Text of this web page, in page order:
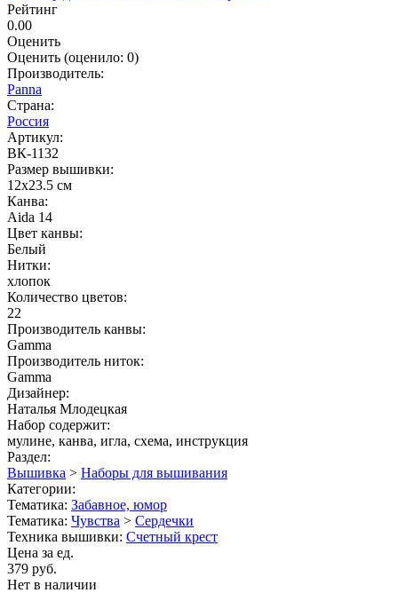
Рейтинг
0.00
Оценить
Оценить (оценило: 0)
Производитель:
Panna
Страна:
Россия
Артикул:
ВК-1132
Размер вышивки:
12x23.5 см
Канва:
Aida 14
Цвет канвы:
Белый
Нитки:
хлопок
Количество цветов:
22
Производитель канвы:
Gamma
Производитель ниток:
Gamma
Дизайнер:
Наталья Млодецкая
Набор содержит:
мулине, канва, игла, схема, инструкция
Раздел:
Вышивка > Наборы для вышивания
Категории:
Тематика: Забавное, юмор
Тематика: Чувства > Сердечки
Техника вышивки: Счетный крест
Цена за ед.
379 руб.
Нет в наличии